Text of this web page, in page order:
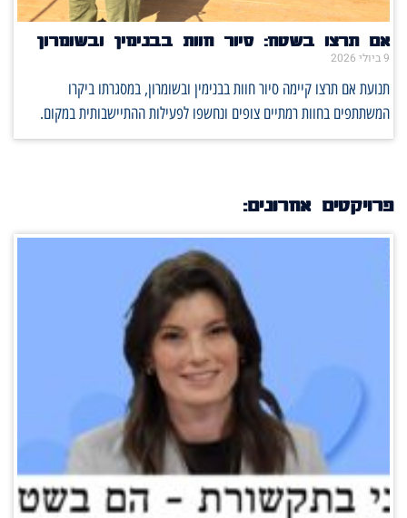
אם תרצו בשטח: סיור חוות בבנימין ובשומרון
9 ביולי 2026
תנועת אם תרצו קיימה סיור חוות בבנימין ובשומרון, במסגרתו ביקרו
המשתתפים בחוות רמתיים צופים ונחשפו לפעילות ההתיישבותית במקום.
פרויקטים אחרונים: